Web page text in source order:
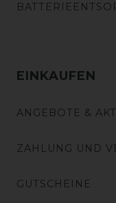
EINKAUFEN
ANGEBOTE &
ZAHLUNG UND
GUTSCHEINE